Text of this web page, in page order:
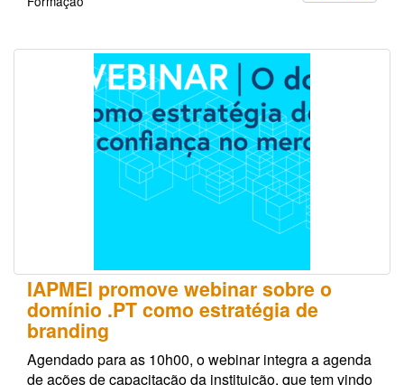
IAPMEI promove webinar sobre o
domínio .PT como estratégia de
branding
Agendado para as 10h00, o webinar integra a agenda
de ações de capacitação da instituição, que tem vindo